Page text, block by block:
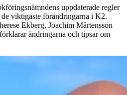
uppdaterade regler
viktigaste förändringarna i K2.
Ekberg, Joachim Mårtensson
ändringarna och tipsar om